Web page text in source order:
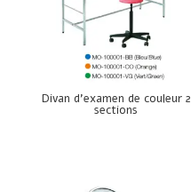
Divan d’examen de couleur 2
sections